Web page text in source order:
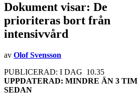
Dokument visar: De
prioriteras bort från
intensivvård
av Olof Svensson
PUBLICERAD: I DAG 10.35
UPPDATERAD: MINDRE ÄN 3 TIM
SEDAN